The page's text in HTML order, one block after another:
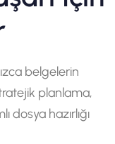
belgelerin
planlama,
dosya hazırlığı